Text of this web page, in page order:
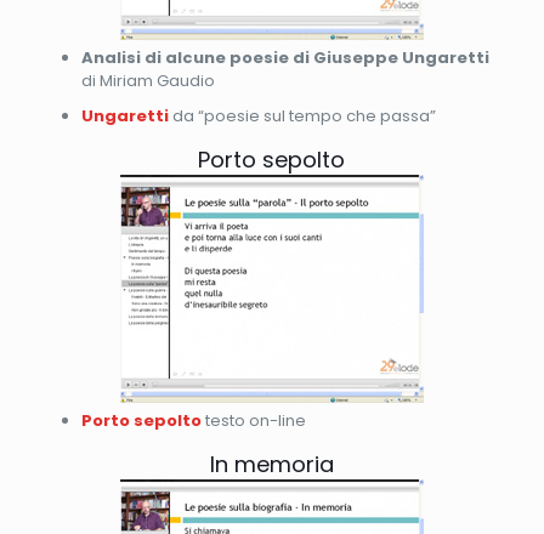
Analisi di alcune poesie di Giuseppe Ungaretti
di Miriam Gaudio
Ungarettida “poesie sul tempo che passa”
Porto sepolto
Porto sepoltotesto on-line
In memoria